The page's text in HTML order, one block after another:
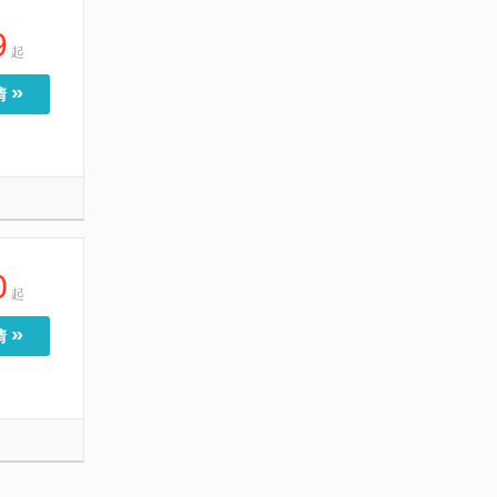
起
»
起
»